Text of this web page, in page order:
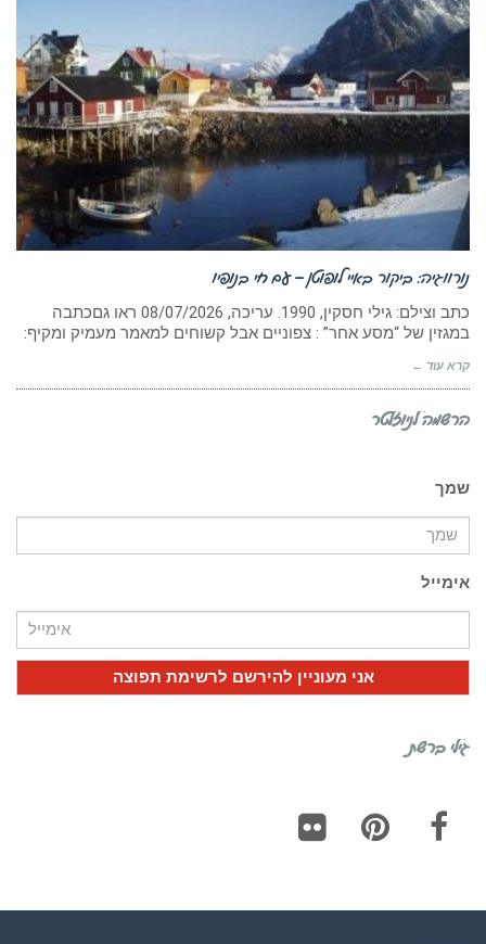
נורווגיה: ביקור באיי לופוטן – עם חי בנופיו
כתב וצילם: גילי חסקין, 1990. עריכה, ‏08/07/2026 ראו גםכתבה
במגזין של “מסע אחר” : צפוניים אבל קשוחים למאמר מעמיק ומקיף:
קרא עוד ←
הרשמה לניוזלטר
שמך
אימייל
גילי ברשת